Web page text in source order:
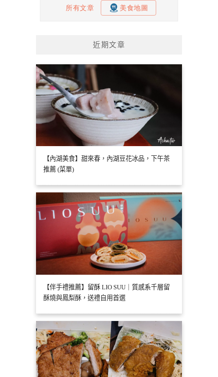
近期文章
【內湖美食】甜來春，內湖豆花冰品，下午茶
推薦 (菜單)
【伴手禮推薦】留酥 LIO SUU｜質感系千層留
酥燒與鳳梨酥，送禮自用首選